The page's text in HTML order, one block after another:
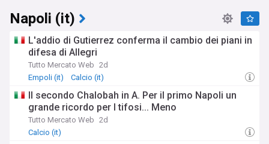
Napoli (it)
L'addio di Gutierrez conferma il cambio dei piani in
difesa di Allegri
Tutto Mercato Web 2d
Empoli (it)
Calcio (it)
Il secondo Chalobah in A. Per il primo Napoli un
grande ricordo per I tifosi... Meno
Tutto Mercato Web 2d
Calcio (it)